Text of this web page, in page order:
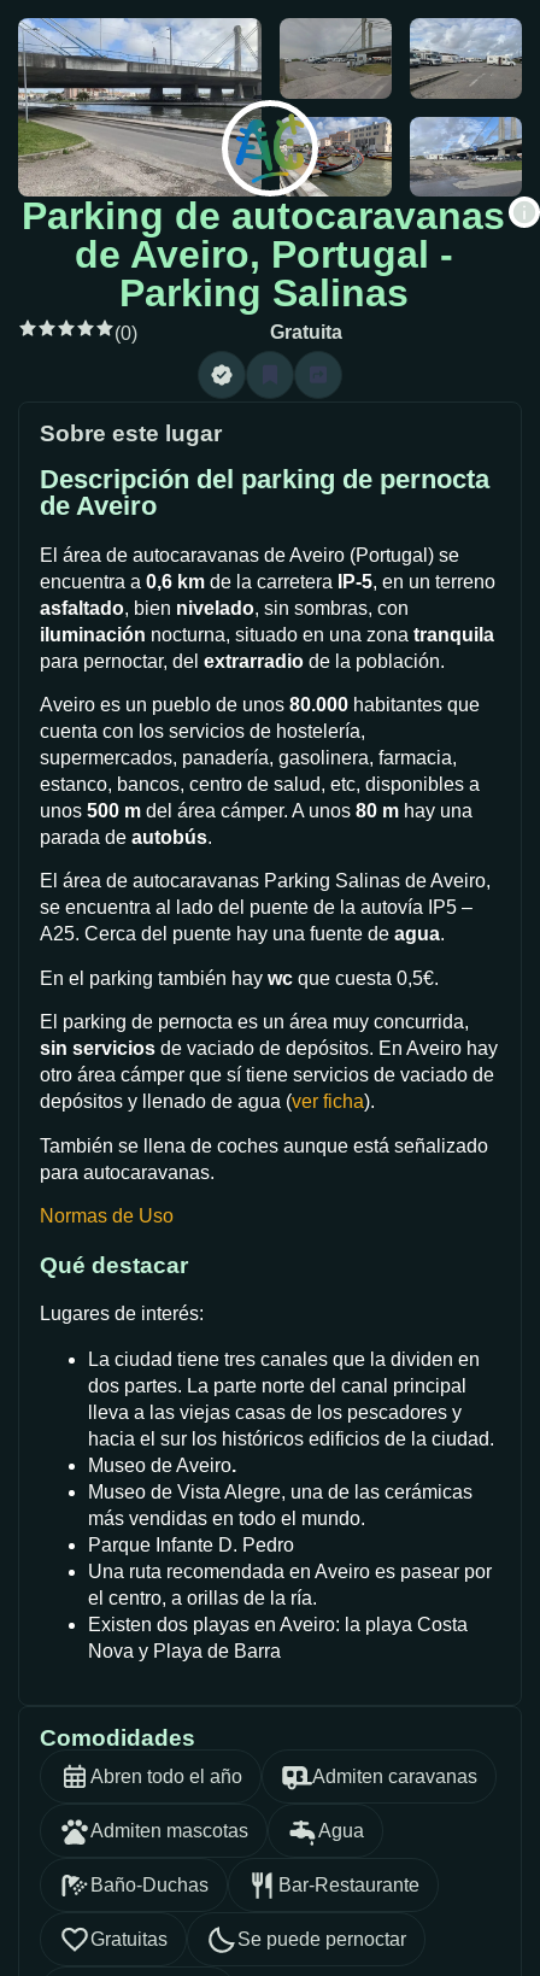
Parking de autocaravanas
de Aveiro, Portugal -
Parking Salinas
(0) Gratuita
Sobre este lugar
Descripción del parking de pernocta
de Aveiro
El área de autocaravanas de Aveiro (Portugal) se
encuentra a 0,6 km de la carretera IP-5, en un terreno
asfaltado, bien nivelado, sin sombras, con
iluminación nocturna, situado en una zona tranquila
para pernoctar, del extrarradio de la población.
Aveiro es un pueblo de unos 80.000 habitantes que
cuenta con los servicios de hostelería,
supermercados, panadería, gasolinera, farmacia,
estanco, bancos, centro de salud, etc, disponibles a
unos 500 m del área cámper. A unos 80 m hay una
parada de autobús.
El área de autocaravanas Parking Salinas de Aveiro,
se encuentra al lado del puente de la autovía IP5 –
A25. Cerca del puente hay una fuente de agua.
En el parking también hay wc que cuesta 0,5€.
El parking de pernocta es un área muy concurrida,
sin servicios de vaciado de depósitos. En Aveiro hay
otro área cámper que sí tiene servicios de vaciado de
depósitos y llenado de agua (ver ficha).
También se llena de coches aunque está señalizado
para autocaravanas.
Normas de Uso
Qué destacar
Lugares de interés:
La ciudad tiene tres canales que la dividen en
dos partes. La parte norte del canal principal
lleva a las viejas casas de los pescadores y
hacia el sur los históricos edificios de la ciudad.
Museo de Aveiro.
Museo de Vista Alegre, una de las cerámicas
más vendidas en todo el mundo.
Parque Infante D. Pedro
Una ruta recomendada en Aveiro es pasear por
el centro, a orillas de la ría.
Existen dos playas en Aveiro: la playa Costa
Nova y Playa de Barra
Comodidades
Abren todo el año Admiten caravanas
Admiten mascotas Agua
Baño-Duchas Bar-Restaurante
Gratuitas Se puede pernoctar